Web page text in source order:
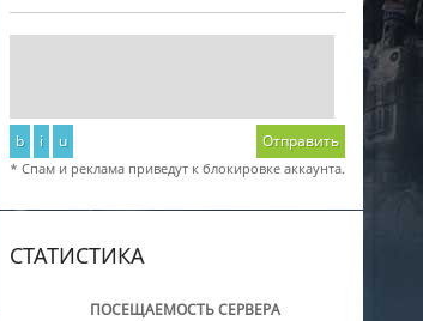
b i u Отправить
* Спам и реклама приведут к блокировке аккаунта.
СТАТИСТИКА
ПОСЕЩАЕМОСТЬ СЕРВЕРА